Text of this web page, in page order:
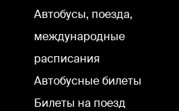
Автобусы, поезда,
международные
расписания
Автобусные билеты
Билеты на поезд